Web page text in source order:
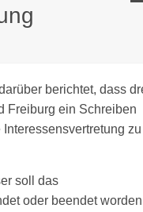
berichtet, dass
Freiburg ein Schreiben
zu
soll das
oder beendet worden